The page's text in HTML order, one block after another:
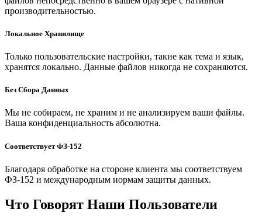
производительностью.
Локальное Хранилище
Только пользовательские настройки, такие как тема и язык,
хранятся локально. Данные файлов никогда не сохраняются.
Без Сбора Данных
Мы не собираем, не храним и не анализируем ваши файлы.
Ваша конфиденциальность абсолютна.
Соответствует ФЗ-152
Благодаря обработке на стороне клиента мы соответствуем
ФЗ-152 и международным нормам защиты данных.
Что Говорят Наши Пользователи